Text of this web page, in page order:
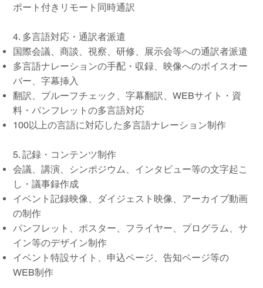
ポート付きリモート同時通訳
4. 多言語対応・通訳者派遣
国際会議、商談、視察、研修、展示会等への通訳者派遣
多言語ナレーションの手配・収録、映像へのボイスオー
バー、字幕挿入
翻訳、プルーフチェック、字幕翻訳、WEBサイト・資
料・パンフレットの多言語対応
100以上の言語に対応した多言語ナレーション制作
5. 記録・コンテンツ制作
会議、講演、シンポジウム、インタビュー等の文字起こ
し・議事録作成
イベント記録映像、ダイジェスト映像、アーカイブ動画
の制作
パンフレット、ポスター、フライヤー、プログラム、サ
イン等のデザイン制作
イベント特設サイト、申込ページ、告知ページ等の
WEB制作